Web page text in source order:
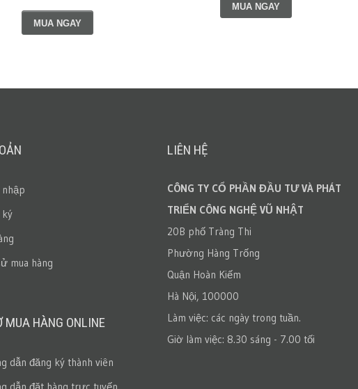
MUA NGAY
MUA NGAY
mua hàng
MUA HÀNG ONLINE
dẫn đăng ký thành viên
LIÊN HỆ
CÔNG TY CỔ PHẦN ĐẦU TƯ VÀ PHÁT
TRIỂN CÔNG NGHỆ VŨ NHẬT
20B phố Tràng Thi
Phường Hàng Trống
Quận Hoàn Kiếm
Hà Nội, 100000
Làm việc: các ngày trong tuần.
Giờ làm việc: 8.30 sáng - 7.00 tối